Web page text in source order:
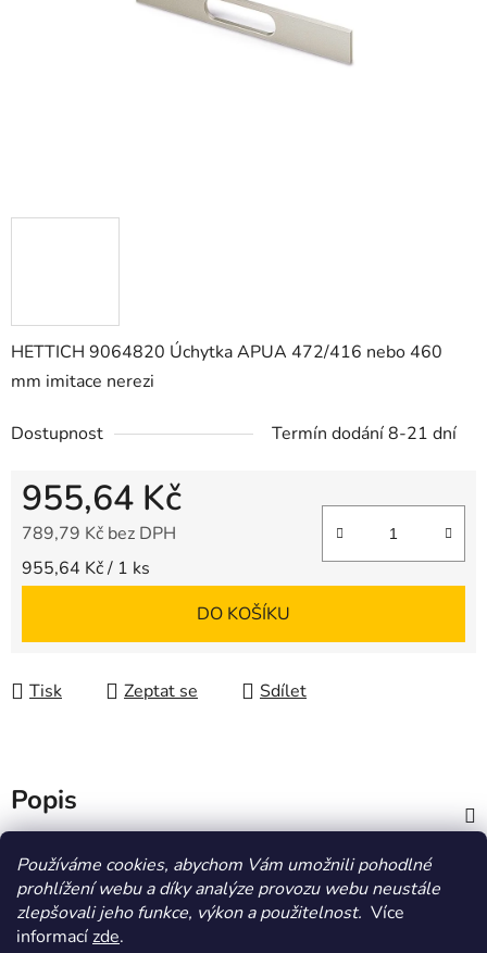
Používáme cookies, abychom Vám umožnili pohodlné
prohlížení webu a díky analýze provozu webu neustále
zlepšovali jeho funkce, výkon a použitelnost. Více
informacízde.
HETTICH 9064820 Úchytka APUA 472/416 nebo 460
mm imitace nerezi
Dostupnost Termín dodání 8-21 dní
955,64 Kč
789,79 Kč bez DPH
Měrná cena:
955,64 Kč / 1 ks
DO KOŠÍKU
Tisk Zeptat se Sdílet
Popis
Diskuze